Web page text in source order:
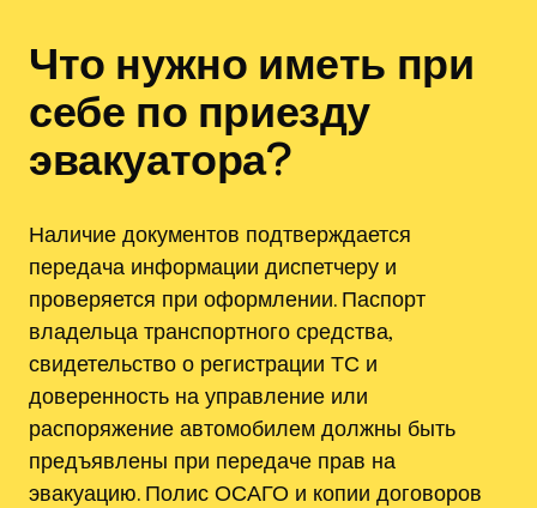
Что нужно иметь при
себе по приезду
эвакуатора?
Наличие документов подтверждается
передача информации диспетчеру и
проверяется при оформлении. Паспорт
владельца транспортного средства,
свидетельство о регистрации ТС и
доверенность на управление или
распоряжение автомобилем должны быть
предъявлены при передаче прав на
эвакуацию. Полис ОСАГО и копии договоров